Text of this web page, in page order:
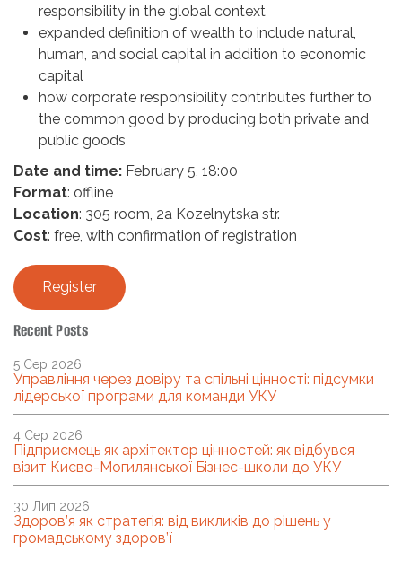
responsibility in the global context
expanded definition of wealth to include natural,
human, and social capital in addition to economic
capital
how corporate responsibility contributes further to
the common good by producing both private and
public goods
Date and time: February 5, 18:00
Format: offline
Location: 305 room, 2a Kozelnytska str.
Cost: free, with confirmation of registration
Register
Recent Posts
Управління через довіру та спільні цінності: підсумки
лідерської програми для команди УКУ
5 Сер 2026
Підприємець як архітектор цінностей: як відбувся
візит Києво-Могилянської Бізнес-школи до УКУ
4 Сер 2026
Здоров’я як стратегія: від викликів до рішень у
громадському здоров’ї
30 Лип 2026